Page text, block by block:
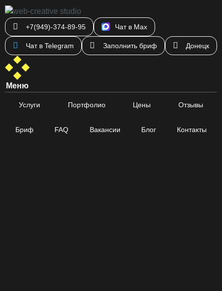
+7(949)-374-89-95 Чат в Max
Чат в Telegram Заполнить бриф Донецк
Меню
Услуги Портфолио Цены Отзывы
Бриф FAQ Вакансии Блог Контакты